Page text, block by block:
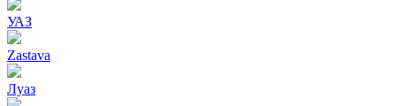
УАЗ
Zastava
Луаз